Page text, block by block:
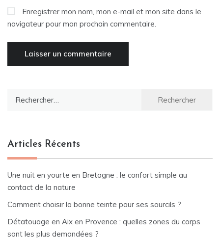
Enregistrer mon nom, mon e-mail et mon site dans le
navigateur pour mon prochain commentaire.
Articles Récents
Une nuit en yourte en Bretagne : le confort simple au
contact de la nature
Comment choisir la bonne teinte pour ses sourcils ?
Détatouage en Aix en Provence : quelles zones du corps
sont les plus demandées ?